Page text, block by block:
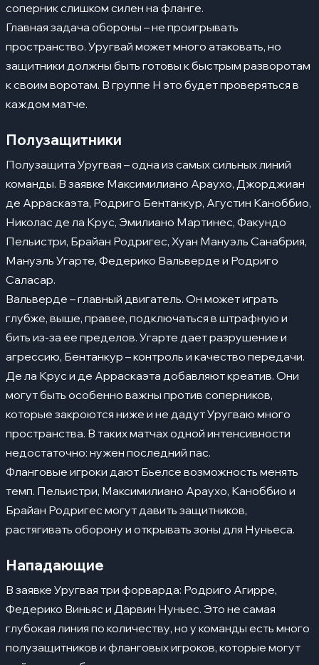
соперник слишком силен на фланге.
Главная задача обороны – не проигрывать
пространство. Уругвай может много атаковать, но
защитники должны быть готовы к быстрым разворотам
к своим воротам. В группе H это будет проверяться в
каждом матче.
Полузащитники
Полузащита Уругвая – одна из самых сильных линий
команды. В заявке Максимилиано Араухо, Джорджиан
де Арраскаэта, Родриго Бентанкур, Агустин Каноббио,
Николас де ла Крус, Эмилиано Мартинес, Факундо
Пельистри, Брайан Родригес, Хуан Мануэль Санабрия,
Мануэль Угарте, Федерико Вальверде и Родриго
Саласар.
Вальверде – главный двигатель. Он может играть
глубже, выше, правее, подключаться в штрафную и
бить из-за ее пределов. Угарте дает разрушение и
агрессию, Бентанкур – контроль и качество передачи.
Де ла Крус и де Арраскаэта добавляют креатив. Они
могут быть особенно важны против соперников,
которые закроются ниже и не дадут Уругваю много
пространства. В таких матчах одной интенсивности
недостаточно: нужен последний пас.
Фланговые игроки дают Бьелсе возможность менять
темп. Пельистри, Максимилиано Араухо, Каноббио и
Брайан Родригес могут давить защитников,
растягивать оборону и открывать зоны для Нуньеса.
Нападающие
В заявке Уругвая три форварда: Родриго Агирре,
Федерико Виньяс и Дарвин Нуньес. Это не самая
глубокая линия по количеству, но у команды есть много
полузащитников и фланговых игроков, которые могут